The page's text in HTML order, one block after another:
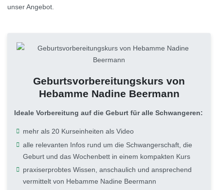
unser Angebot.
Geburtsvorbereitungskurs von
Hebamme Nadine Beermann
Ideale Vorbereitung auf die Geburt für alle Schwangeren:
mehr als 20 Kurseinheiten als Video
alle relevanten Infos rund um die Schwangerschaft, die
Geburt und das Wochenbett in einem kompakten Kurs
praxiserprobtes Wissen, anschaulich und ansprechend
vermittelt von Hebamme Nadine Beermann